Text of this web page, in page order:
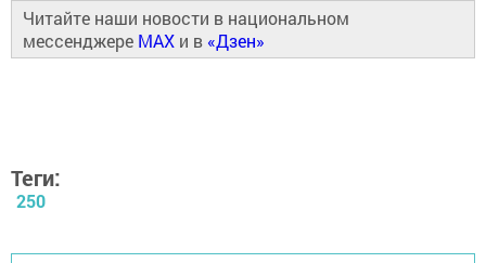
Читайте наши новости в национальном
мессенджере MAX и в «Дзен»
Теги:
250